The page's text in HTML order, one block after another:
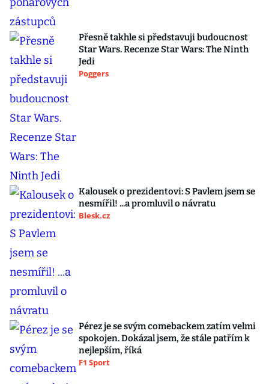
Přesně takhle si představuji budoucnost
Star Wars. Recenze Star Wars: The Ninth
Jedi
Poggers
Kalousek o prezidentovi: S Pavlem jsem se
nesmířil! ...a promluvil o návratu
Blesk.cz
Pérez je se svým comebackem zatím velmi
spokojen. Dokázal jsem, že stále patřím k
nejlepším, říká
F1 Sport